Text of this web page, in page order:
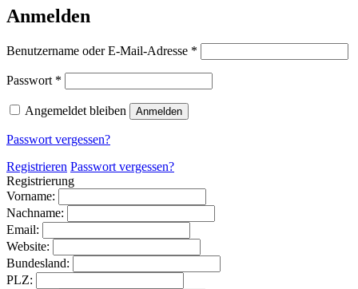
Anmelden
Benutzername oder E-Mail-Adresse *
Passwort *
Angemeldet bleiben Anmelden
Passwort vergessen?
Registrieren Passwort vergessen?
Registrierung
Vorname:
Nachname:
Email:
Website:
Bundesland:
PLZ: